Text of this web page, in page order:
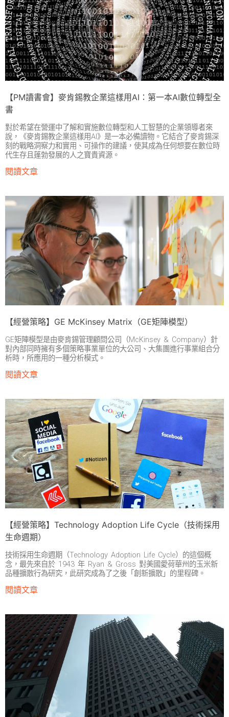
【PM讀書會】麥肯錫教企業這樣用AI：第一本AI數位轉型全
書
對於希望在營運中了解和實施數位轉型和人工智慧的企業領導者來
說，《麥肯錫教企業這樣用AI》是一本必備讀物。它結合了麥肯錫深
刻的戰略洞察力和實用、可操作的建議，使其成為任何想要在數位時
代生存且蓬勃發展的人之寶貴資源。
閱讀文章
【經營策略】GE McKinsey Matrix（GE矩陣模型）
GE矩陣模型是由麥肯錫管理顧問公司（McKinsey & Company）針
對內部同時擁有多個策略事業單位的大公司、大集團進行事業組合分
析時，所應用的一種分析模式。
閱讀文章
【經營策略】Technology Adoption Life Cycle（技術採用
生命週期）
技術採用生命週期（Technology Adoption Life Cycle）的這個概
念，最先來自於 1943 年 Ryan & Gross 對美國愛荷華州的玉米新
品種擴散行為研究，此研究成為了之後「創新擴散」的里程碑。
閱讀文章